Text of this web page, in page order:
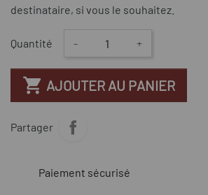
destinataire, si vous le souhaitez.
Quantité - +
 AJOUTER AU PANIER
Partager
Paiement sécurisé